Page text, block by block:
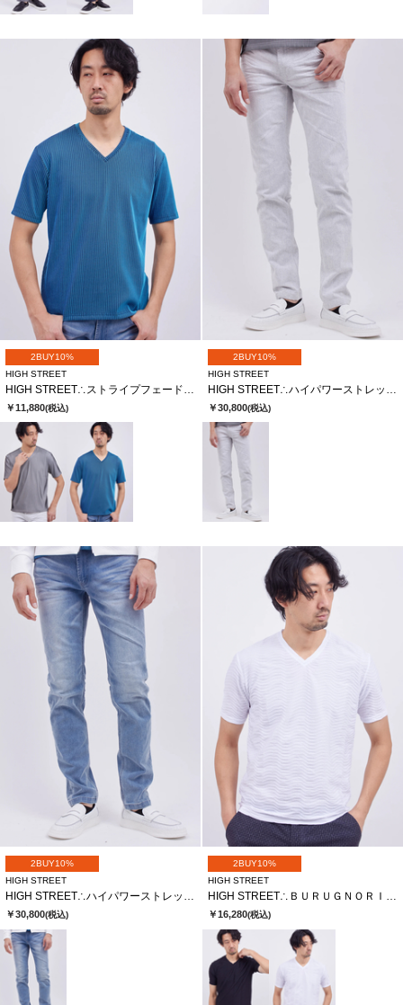
2BUY10%
HIGH STREET
HIGH STREET∴ストライプフェードリブＶネックハンソデＴＣＳ
￥11,880(税込)
2BUY10%
HIGH STREET
HIGH STREET∴ハイパワーストレッチスリムテーパードデニム
￥30,800(税込)
2BUY10%
HIGH STREET
HIGH STREET∴ハイパワーストレッチスリムテーパードデニム
￥30,800(税込)
2BUY10%
HIGH STREET
HIGH STREET∴ＢＵＲＵＧＮＯＲＩウェーブタックＶＮハンソデＴＣＳ
￥16,280(税込)